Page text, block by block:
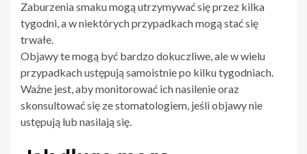
Zaburzenia smaku mogą utrzymywać się przez kilka
tygodni, a w niektórych przypadkach mogą stać się
trwałe.
Objawy te mogą być bardzo dokuczliwe, ale w wielu
przypadkach ustępują samoistnie po kilku tygodniach.
Ważne jest, aby monitorować ich nasilenie oraz
skonsultować się ze stomatologiem, jeśli objawy nie
ustępują lub nasilają się.